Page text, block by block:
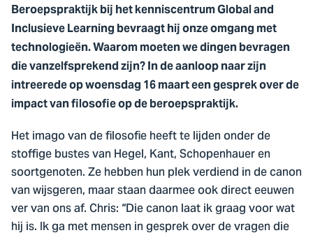
Beroepspraktijk bij het kenniscentrum Global and
Inclusieve Learning bevraagt hij onze omgang met
technologieën. Waarom moeten we dingen bevragen
die vanzelfsprekend zijn? In de aanloop naar zijn
intreerede op woensdag 16 maart een gesprek over de
impact van filosofie op de beroepspraktijk.
Het imago van de filosofie heeft te lijden onder de
stoffige bustes van Hegel, Kant, Schopenhauer en
soortgenoten. Ze hebben hun plek verdiend in de canon
van wijsgeren, maar staan daarmee ook direct eeuwen
ver van ons af. Chris: “Die canon laat ik graag voor wat
hij is. Ik ga met mensen in gesprek over de vragen die